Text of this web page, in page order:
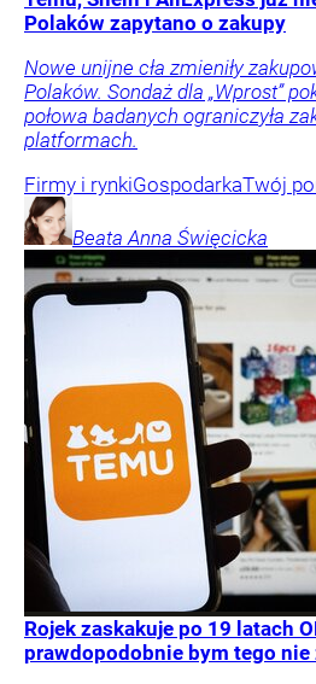
Polaków zapytano o zakupy
Nowe unijne cła zmieniły
Polaków. Sondaż dla „Wprost”
połowa badanych ograniczyła
platformach.
Firmy i rynkiGospodarkaTwój
Beata Anna Święcicka
Rojek zaskakuje po 19 latach
prawdopodobnie bym tego nie